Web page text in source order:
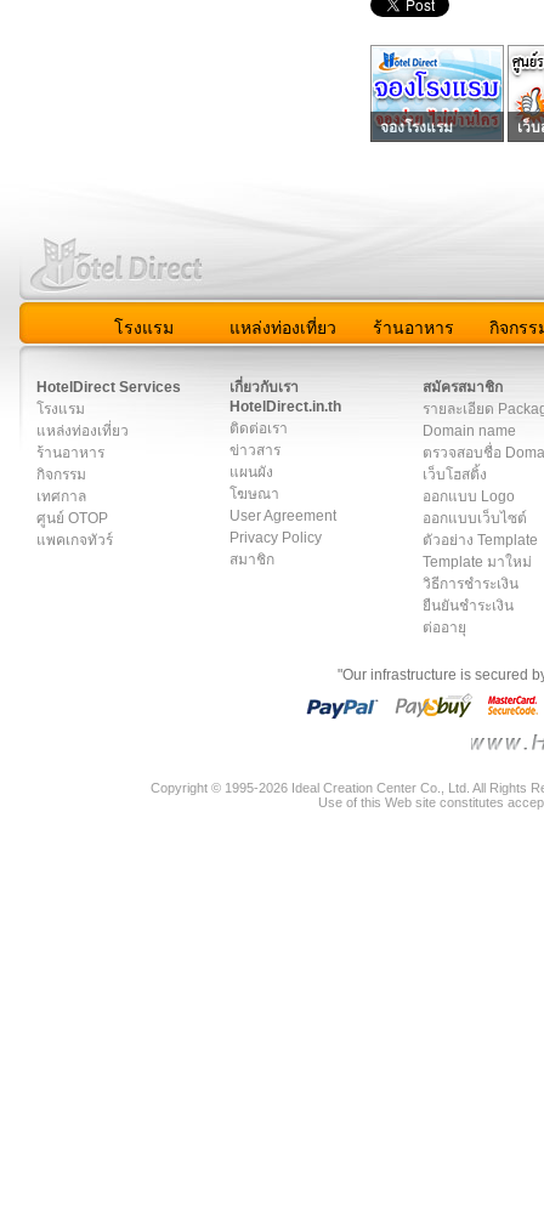
จองโรงแรม เว็
โรงแรม แหล่งท่องเที่ยว ร้านอาหาร กิจกรร
HotelDirect Services
โรงแรม
แหล่งท่องเที่ยว
ร้านอาหาร
กิจกรรม
เทศกาล
ศูนย์ OTOP
แพคเกจทัวร์
เกี่ยวกับเรา
HotelDirect.in.th
ติดต่อเรา
ข่าวสาร
แผนผัง
โฆษณา
User Agreement
Privacy Policy
สมาชิก
สมัครสมาชิก
รายละเอียด
Domain name
ตรวจสอบชื่อ
เว็บโฮสติ้ง
ออกแบบ Logo
ออกแบบเว็บไซต์
ตัวอย่าง Template
Template มาใหม่
วิธีการชำระเงิน
ยืนยันชำระเงิน
ต่ออายุ
"Our infrastructure is secured
Copyright © 1995-2026 Ideal Creation Center Co., Ltd. All Rights
Use of this Web site constitutes